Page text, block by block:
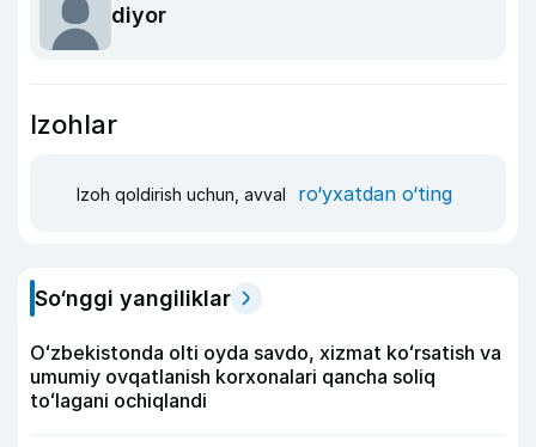
diyor
Izohlar
Izoh qoldirish uchun, avval ro‘yxatdan o‘ting
So‘nggi yangiliklar
Oʻzbekistonda olti oyda savdo, xizmat koʻrsatish va
umumiy ovqatlanish korxonalari qancha soliq
toʻlagani ochiqlandi